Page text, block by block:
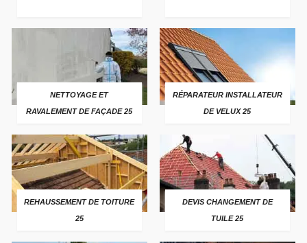
NETTOYAGE ET
RAVALEMENT DE FAÇADE 25
RÉPARATEUR INSTALLATEUR
DE VELUX 25
REHAUSSEMENT DE TOITURE
25
DEVIS CHANGEMENT DE
TUILE 25